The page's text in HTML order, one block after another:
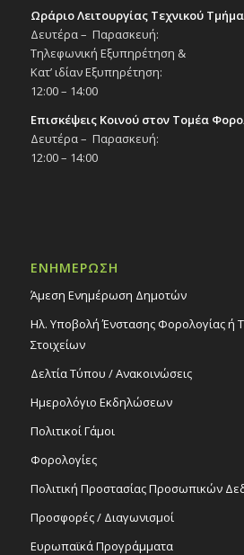
Ωράριο Λειτουργίας Τεχνικού
Δευτέρα – Παρασκευή:
Τηλεφωνική Εξυπηρέτηση &
Κατ’ ιδίαν Εξυπηρέτηση:
12:00 – 14:00
Επισκέψεις Κοινού στον Τομέα
Δευτέρα – Παρασκευή:
12:00 – 14:00
ΕΝΗΜΕΡΩΣΗ
Άμεση Ενημέρωση Δημοτών
Ηλ. Υποβολή Ένστασης Φορολογίας ή
Στοιχείων
Δελτία Τύπου / Ανακοινώσεις
Ημερολόγιο Εκδηλώσεων
Πολιτικοί Γάμοι
Φορολογίες
Πολιτική Προστασίας Προσωπικών
Προσφορές / Διαγωνισμοί
Ευρωπαϊκά Προγράμματα